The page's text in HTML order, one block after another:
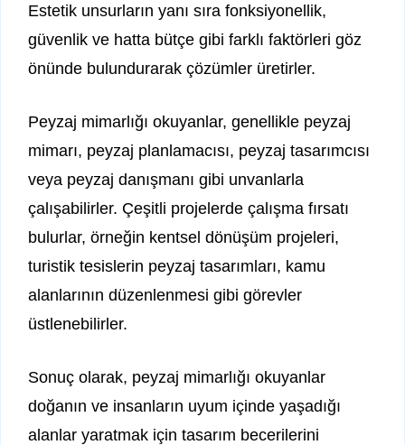
Estetik unsurların yanı sıra fonksiyonellik,
güvenlik ve hatta bütçe gibi farklı faktörleri göz
önünde bulundurarak çözümler üretirler.
Peyzaj mimarlığı okuyanlar, genellikle peyzaj
mimarı, peyzaj planlamacısı, peyzaj tasarımcısı
veya peyzaj danışmanı gibi unvanlarla
çalışabilirler. Çeşitli projelerde çalışma fırsatı
bulurlar, örneğin kentsel dönüşüm projeleri,
turistik tesislerin peyzaj tasarımları, kamu
alanlarının düzenlenmesi gibi görevler
üstlenebilirler.
Sonuç olarak, peyzaj mimarlığı okuyanlar
doğanın ve insanların uyum içinde yaşadığı
alanlar yaratmak için tasarım becerilerini